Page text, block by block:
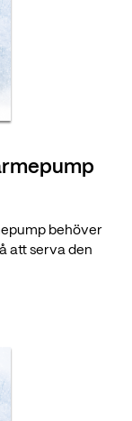
behöver
att serva den